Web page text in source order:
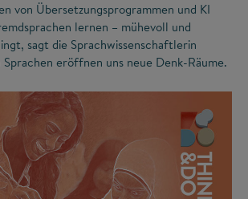
von Übersetzungsprogrammen und KI
lernen – mühevoll und
sagt die Sprachwissenschaftlerin
eröffnen uns neue Denk-Räume.